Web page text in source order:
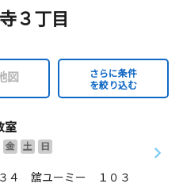
３丁目
図
さらに条件
を絞り込む
室
金 土
日
４ 舘ユーミー １０３